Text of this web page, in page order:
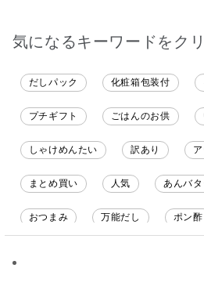
気になるキーワードをク
だしパック 化粧箱包装付
プチギフト ごはんのお供
しゃけめんたい 訳あり
まとめ買い 人気 あんバタ
おつまみ 万能だし ポン酢